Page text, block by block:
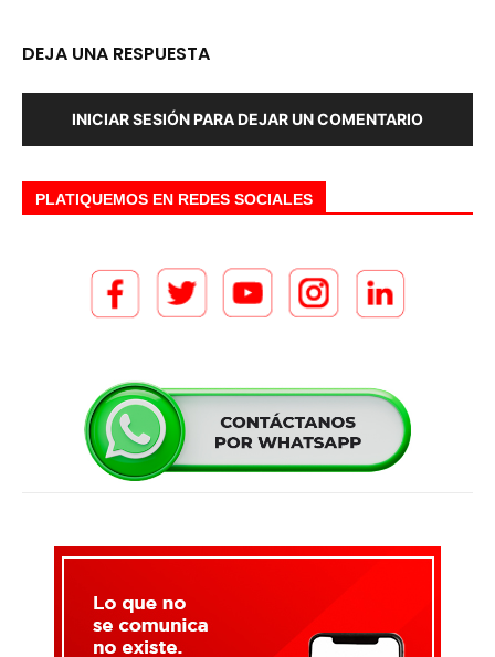
DEJA UNA RESPUESTA
INICIAR SESIÓN PARA DEJAR UN COMENTARIO
PLATIQUEMOS EN REDES SOCIALES